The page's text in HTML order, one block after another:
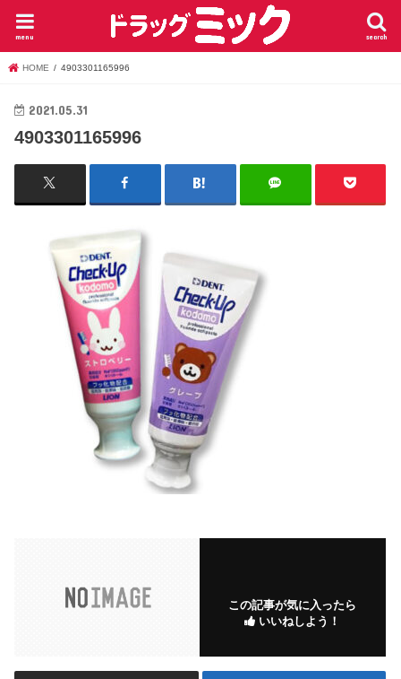
search
menu
HOME 4903301165996
2021.05.31
4903301165996
この記事が気に入ったら
いいねしよう！